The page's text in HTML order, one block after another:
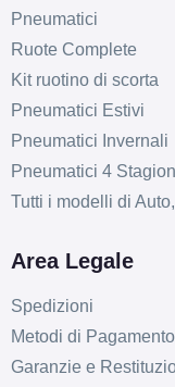
Pneumatici
Ruote Complete
Kit ruotino di scorta
Pneumatici Estivi
Pneumatici Invernali
Pneumatici 4
Tutti i modelli di
Area Legale
Spedizioni
Metodi di Pagamento
Garanzie e